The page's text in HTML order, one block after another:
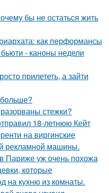
бы не остаться жить
как перформансы
- каноны недели
прилететь, а зайти
стежки?
18-летнюю Кейт
на виргинские
рекламной машины.
Париже уж очень похожа
которые
на кухню из комнаты.